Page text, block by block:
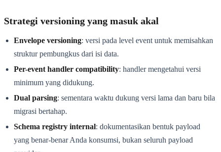
Strategi versioning yang masuk akal
Envelope versioning: versi pada level event untuk memisahkan
struktur pembungkus dari isi data.
Per-event handler compatibility: handler mengetahui versi
minimum yang didukung.
Dual parsing: sementara waktu dukung versi lama dan baru bila
migrasi bertahap.
Schema registry internal: dokumentasikan bentuk payload
yang benar-benar Anda konsumsi, bukan seluruh payload